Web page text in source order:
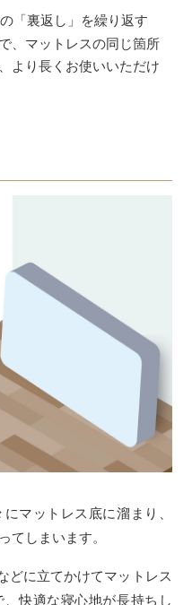
「裏返し」を繰り返す
、マットレスの同じ箇所
より長くお使いいただけ
マットレス底に溜まり、
てしまいます。
どに立てかけてマットレス
快適な寝心地が長持ちし